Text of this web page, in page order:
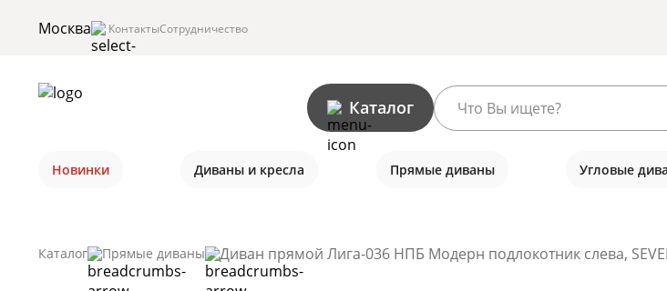
Москва КонтактыСотрудничество
Каталог
Новинки Диваны и кресла Прямые диваны Угловые
Каталог Прямые диваны Диван прямой Лига-036 НПБ Модерн подлокотник слева,